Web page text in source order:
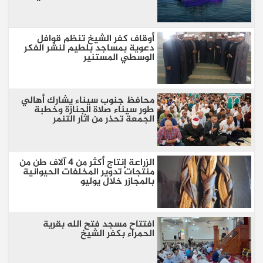
أوقاف كفر الشيخ تنظم قوافل
دعوية بمساجد بلطيم لنشر الفكر
الوسطي المستنير
محافظ جنوب سيناء يشارك أهالي
طور سيناء صلاة الجنازة وخطبة
الجمعة تحذر من اثار التنمر
الزراعة إنتاج أكثر من 4 آلاف طن من
منتجات تدوير المخلفات الحيوانية
بالمجازر خلال يوليو
افتتاح مسجد فتح الله بقرية
الحمراء بكفر الشيخ